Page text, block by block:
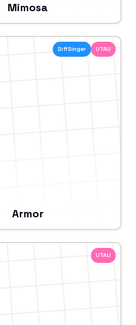
Mimosa
DiffSinger UTAU
Armor
UTAU